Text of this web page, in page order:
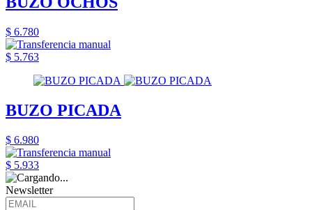
$ 6.780
$ 5.763
BUZO PICADA
$ 6.980
$ 5.933
Newsletter